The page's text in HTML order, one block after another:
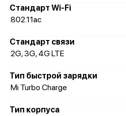
Стандарт Wi-Fi
802.11ac
Стандарт связи
2G, 3G, 4G LTE
Тип быстрой зарядки
Mi Turbo Charge
Тип корпуса